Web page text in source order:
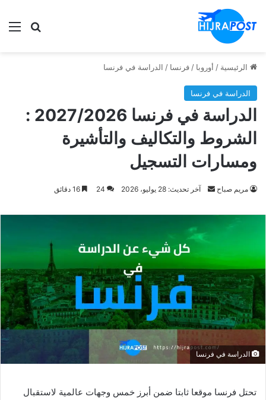
ابحث
الرئيسية / أوروبا / فرنسا / الدراسة في فرنسا
الدراسة في فرنسا
الدراسة في فرنسا 2027/2026 :
الشروط والتكاليف والتأشيرة
ومسارات التسجيل
مريم صباح
أرسل
إلكترونيا
آخر تحديث: 28 يوليو، 2026 24
الدراسة في فرنسا
تحتل فرنسا موقعا ثابتا ضمن أبرز خمس وجهات عالمية لاستقبال